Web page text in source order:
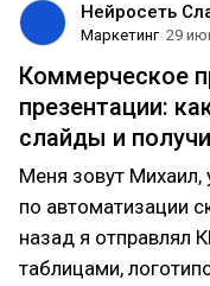
Нейросеть
Маркетинг 29
Коммерческое
презентации:
слайды и
Меня зовут
по автоматизации
назад я отправлял
таблицами,